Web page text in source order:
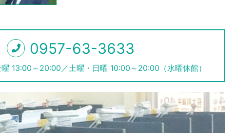
TEL 0957-63-3633
13:00～20:00／土曜・日曜 10:00～20:00（水曜休館）